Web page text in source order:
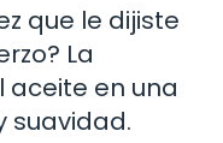
que le dijiste
La
aceite en una
suavidad.